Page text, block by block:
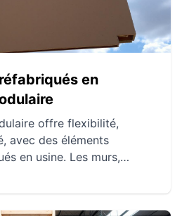
en
offre flexibilité,
avec des éléments
en usine. Les murs,
notamment en termes de
Comparée aux